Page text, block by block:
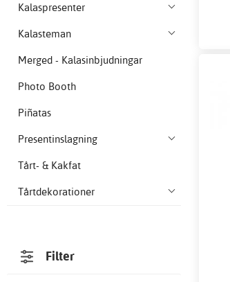
Kalaspresenter
Kalasteman
Merged - Kalasinbjudningar
Photo Booth
Piñatas
Presentinslagning
Tårt- & Kakfat
Tårtdekorationer
Filter